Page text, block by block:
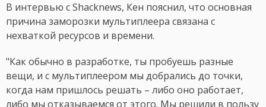
В интервью с Shacknews, Кен пояснил, что основная
причина заморозки мультиплеера связана с
нехваткой ресурсов и времени.
"Как обычно в разработке, ты пробуешь разные
вещи, и с мультиплеером мы добрались до точки,
когда нам пришлось решать – либо оно работает,
либо мы отказываемся от этого. Мы решили в пользу